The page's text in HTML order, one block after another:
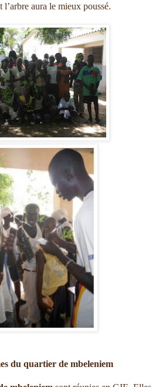
l’arbre aura le mieux poussé.
du quartier de mbeleniem